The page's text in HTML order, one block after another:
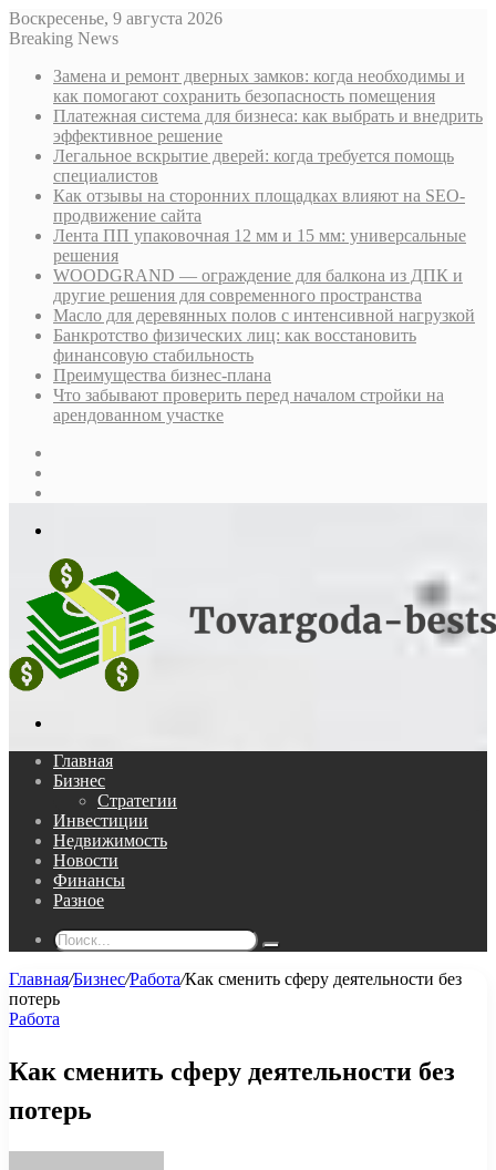
Воскресенье, 9 августа 2026
Breaking News
Замена и ремонт дверных замков: когда необходимы и
как помогают сохранить безопасность помещения
Платежная система для бизнеса: как выбрать и внедрить
эффективное решение
Легальное вскрытие дверей: когда требуется помощь
специалистов
Как отзывы на сторонних площадках влияют на SEO-
продвижение сайта
Лента ПП упаковочная 12 мм и 15 мм: универсальные
решения
WOODGRAND — ограждение для балкона из ДПК и
другие решения для современного пространства
Масло для деревянных полов с интенсивной нагрузкой
Банкротство физических лиц: как восстановить
финансовую стабильность
Преимущества бизнес-плана
Что забывают проверить перед началом стройки на
арендованном участке
Главная
Бизнес
Стратегии
Инвестиции
Недвижимость
Новости
Финансы
Разное
Поиск...
Главная/Бизнес/Работа/Как сменить сферу деятельности без
потерь
Работа
Как сменить сферу деятельности без
потерь